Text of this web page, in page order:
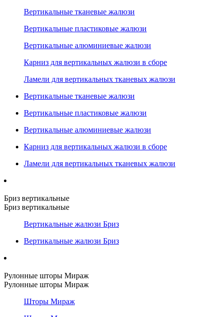
Вертикальные тканевые жалюзи
Вертикальные пластиковые жалюзи
Вертикальные алюминиевые жалюзи
Карниз для вертикальных жалюзи в сборе
Ламели для вертикальных тканевых жалюзи
Вертикальные тканевые жалюзи
Вертикальные пластиковые жалюзи
Вертикальные алюминиевые жалюзи
Карниз для вертикальных жалюзи в сборе
Ламели для вертикальных тканевых жалюзи
Бриз вертикальные
Бриз вертикальные
Вертикальные жалюзи Бриз
Вертикальные жалюзи Бриз
Рулонные шторы Мираж
Рулонные шторы Мираж
Шторы Мираж